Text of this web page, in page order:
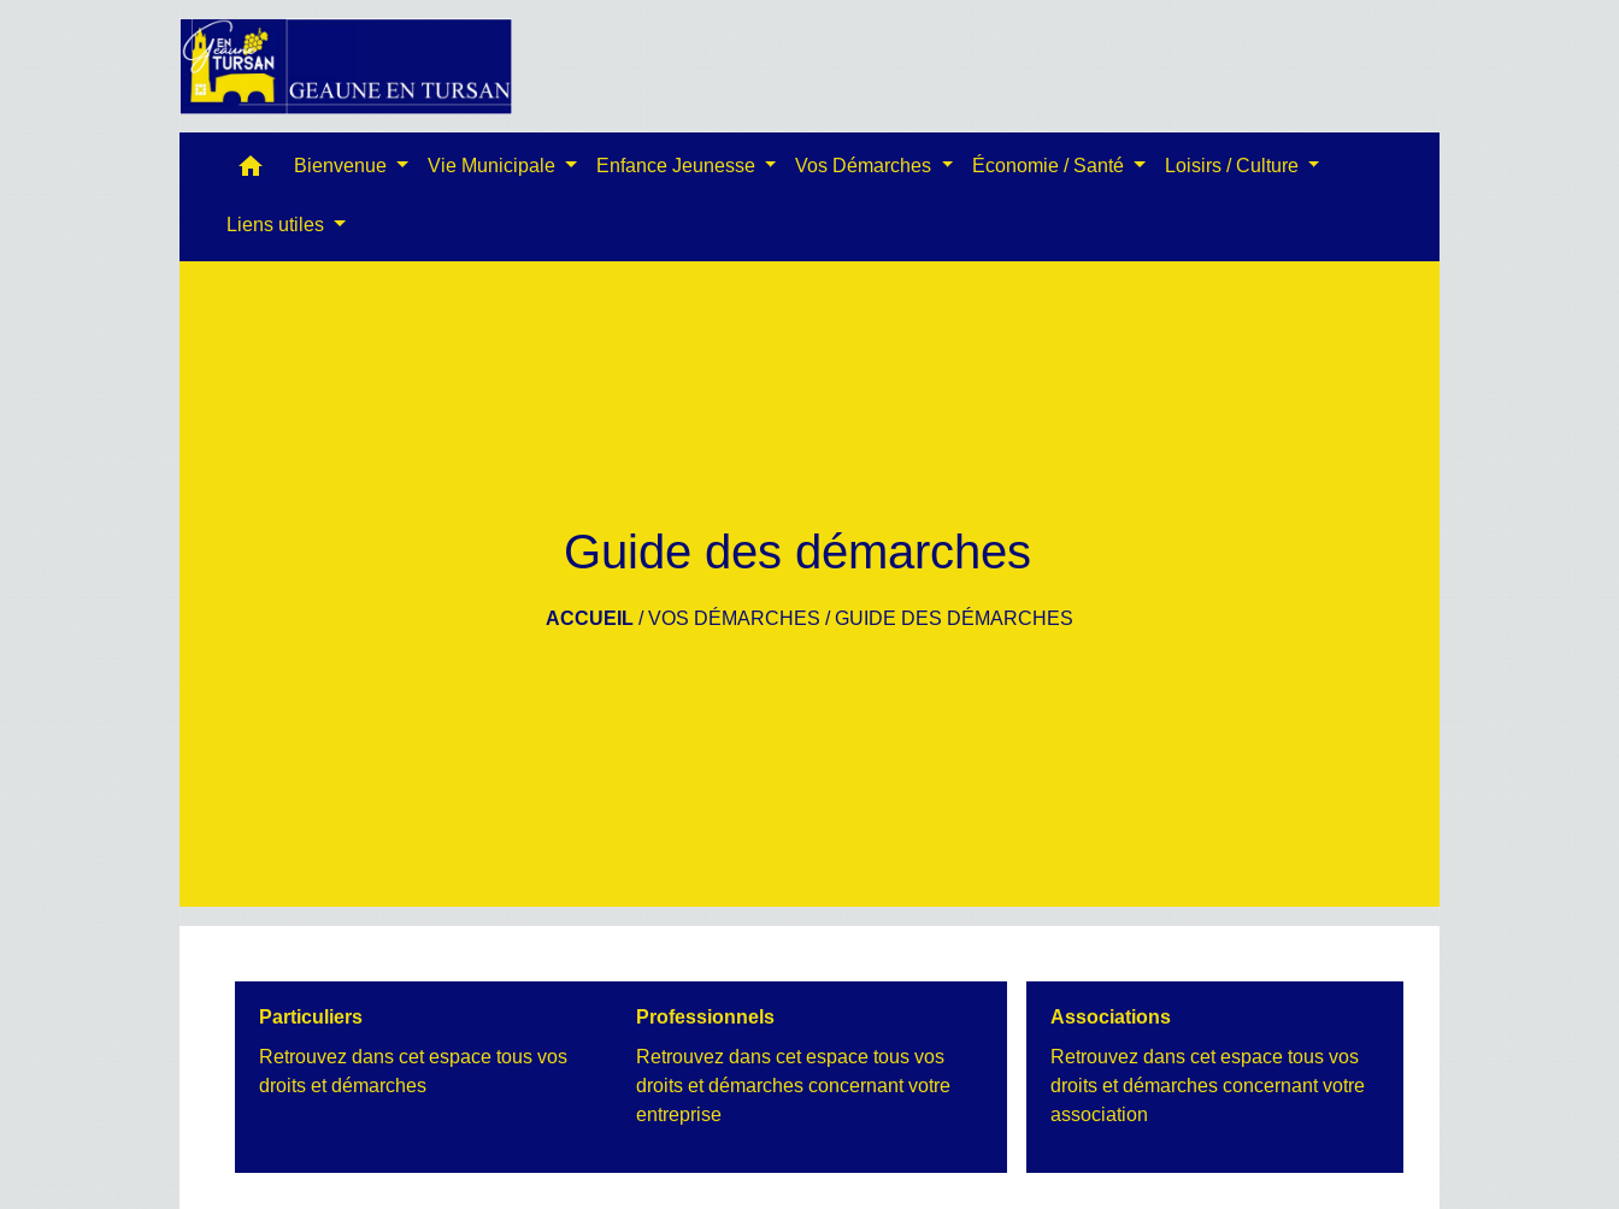
home Bienvenue Vie Municipale Enfance Jeunesse Vos Démarches Économie / Santé Loisirs / Culture
Liens utiles
Guide des démarches
ACCUEIL /VOS DÉMARCHES /GUIDE DES DÉMARCHES
Particuliers
Retrouvez dans cet espace tous vos
droits et démarches
Professionnels
Retrouvez dans cet espace tous vos
droits et démarches concernant votre
entreprise
Associations
Retrouvez dans cet espace tous vos
droits et démarches concernant votre
association